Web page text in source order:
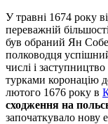
У травні 1674 року
переважній
був обраний Ян
полководця
числі і
турками коронацію
лютого 1676 року в
сходження на
започаткувало нову